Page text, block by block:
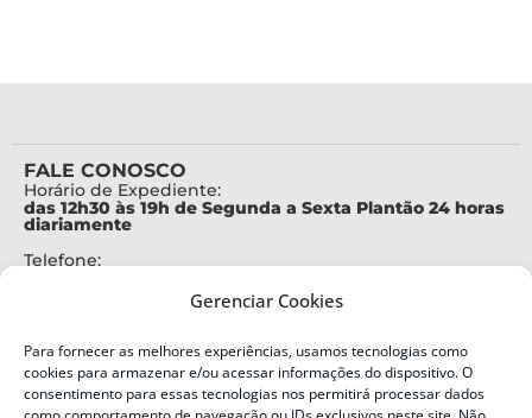
Gerenciar Cookies
Para fornecer as melhores experiências, usamos tecnologias como
cookies para armazenar e/ou acessar informações do dispositivo. O
consentimento para essas tecnologias nos permitirá processar dados
FALE CONOSCO
Horário de Expediente:
das 12h30 às 19h de Segunda a Sexta Plantão 24 horas
diariamente
Telefone:
Alertas Defesa Civil:
SMS 40199